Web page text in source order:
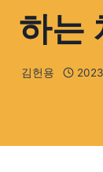
하는
김헌용